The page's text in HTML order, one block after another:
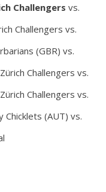
Challengers vs.
Challengers vs.
(GBR) vs.
Challengers vs.
Challengers vs.
Chicklets (AUT) vs.